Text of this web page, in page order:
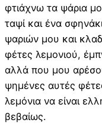
φτιάχνω τα ψάρια
ταψί και ένα
ψαριών μου και
φέτες λεμονιού,
αλλά που μου
ψημένες αυτές
λεμόνια να είναι
βεβαίως.